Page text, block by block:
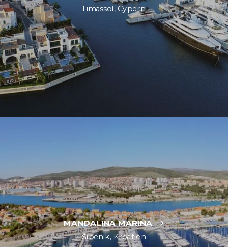
Limassol, Cypern
MANDALINA MARINA
Šibenik, Kroatien